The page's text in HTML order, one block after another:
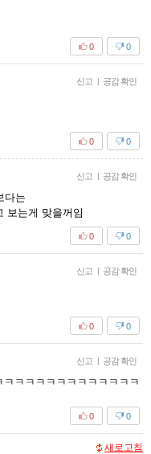
0
0
신고 | 공감 확인
0
0
신고 | 공감 확인
다는
보는게 맞을꺼임
0
0
신고 | 공감 확인
0
0
신고 | 공감 확인
ㅋㅋㅋㅋㅋㅋㅋㅋㅋㅋㅋㅋ
0
0
새로고침